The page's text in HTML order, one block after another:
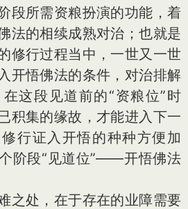
段所需资粮扮演的功能，着
法的相续成熟对治；也就是
修行过程当中，一世又一世
开悟佛法的条件，对治排解
这段见道前的“资粮位”时
积集的缘故，才能进入下一
行证入开悟的种种方便加
阶段“见道位”——开悟佛法
处，在于存在的业障需要